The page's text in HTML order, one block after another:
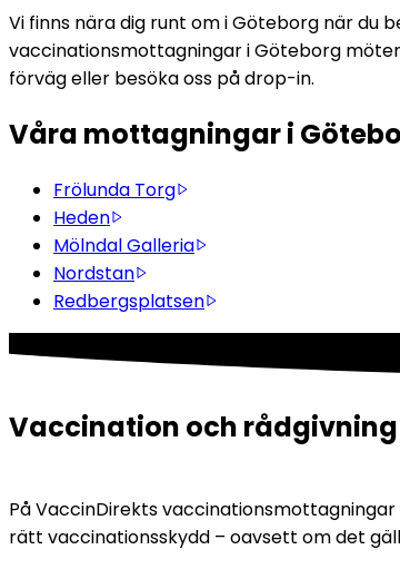
Vi finns nära dig runt om i Göteborg när du
vaccinationsmottagningar i Göteborg
förväg eller besöka oss på drop-in.
Våra mottagningar i
Frölunda Torg
Heden
Mölndal Galleria
Nordstan
Redbergsplatsen
Vaccination och
På VaccinDirekts
rätt vaccinationsskydd – oavsett om det